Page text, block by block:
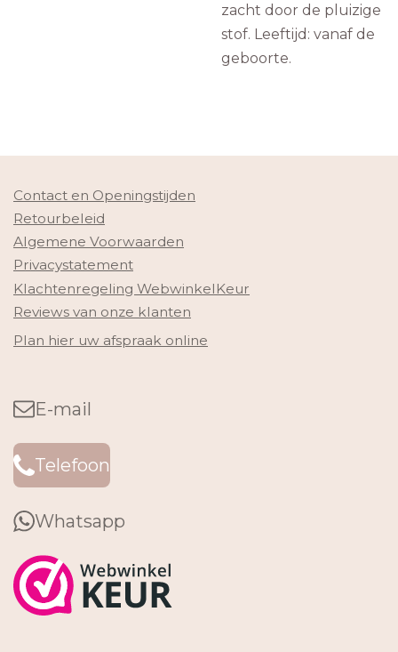
zacht door de pluizige
stof. Leeftijd: vanaf de
geboorte.
Contact en Openingstijden
Retourbeleid
Algemene Voorwaarden
Privacystatement
Klachtenregeling WebwinkelKeur
Reviews van onze klanten
Plan hier uw afspraak online
E-mail
Telefoon
Whatsapp